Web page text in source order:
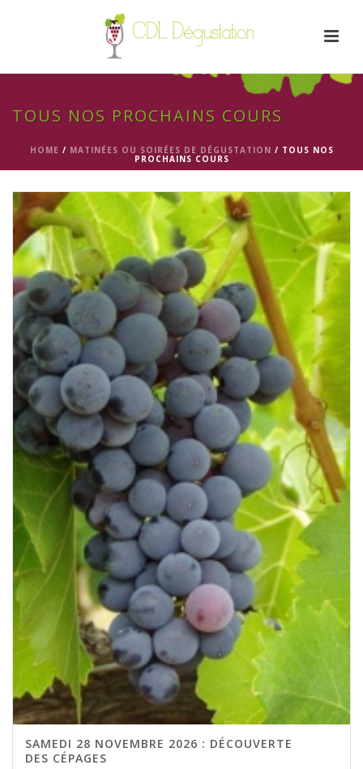
TOUS NOS PROCHAINS COURS
HOME / MATINÉES OU SOIRÉES DE DÉGUSTATION / TOUS NOS
PROCHAINS COURS
SAMEDI 28 NOVEMBRE 2026 : DÉCOUVERTE
DES CÉPAGES